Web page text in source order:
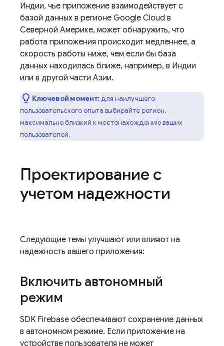
Индии, чье приложение взаимодействует с
базой данных в регионе Google Cloud в
Северной Америке, может обнаружить, что
работа приложения происходит медленнее, а
скорость работы ниже, чем если бы база
данных находилась ближе, например, в Индии
или в другой части Азии.
Ключевой момент: для наилучшего
пользовательского опыта выбирайте регион,
максимально близкий к местонахождению ваших
пользователей.
Проектирование с
учетом надежности
Следующие темы улучшают или влияют на
надежность вашего приложения:
Включить автономный
режим
SDK Firebase обеспечивают сохранение данных
в автономном режиме. Если приложение на
устройстве пользователя не может